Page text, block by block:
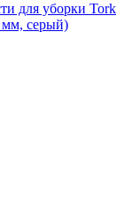
для уборки Tork
мм, серый)